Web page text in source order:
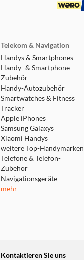
Telekom & Navigation
Handys & Smartphones
Handy- & Smartphone-
Zubehör
Handy-Autozubehör
Smartwatches & Fitness
Tracker
Apple iPhones
Samsung Galaxys
Xiaomi Handys
weitere Top-Handymarken
Telefone & Telefon-
Zubehör
Navigationsgeräte
mehr
Kontaktieren Sie uns